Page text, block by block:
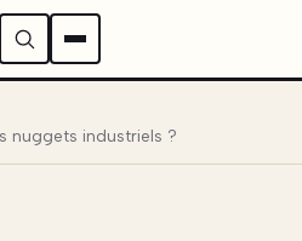
nuggets industriels ?